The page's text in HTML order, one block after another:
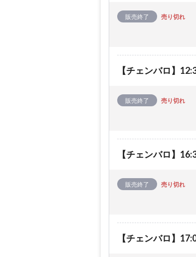
販売終了 売り切れ
【チェンバロ】
販売終了 売り切れ
【チェンバロ】
販売終了 売り切れ
【チェンバロ】